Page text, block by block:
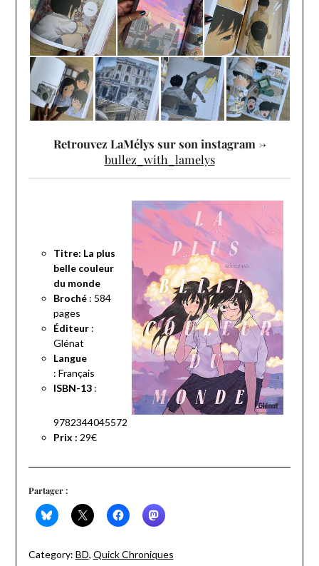
Retrouvez LaMélys sur son instagram ->
bullez_with_lamelys
Titre: La plus
belle couleur
du monde
Broché: 584
pages
Éditeur:
Glénat
Langue
: Français
ISBN-13:
9782344045572
Prix : 29€
Partager :
Category: BD, Quick Chroniques